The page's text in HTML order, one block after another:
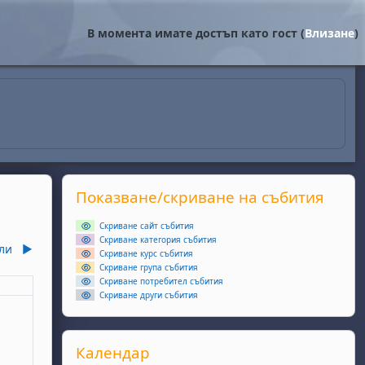
В момента имате достъп като гост (Влизане)
▶︎
неделя, 1 юни
Supplementary blocks
Прескочи Показване/скриване на събития
Показване/скриване на събития
Скриване сайт събития
Скриване категория събития
Скриване курс събития
Скриване група събития
Скриване потребител събития
Скриване други събития
Прескочи Календар
Календар